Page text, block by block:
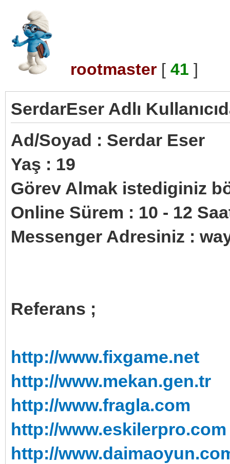
rootmaster [ 41 ]
SerdarEser Adlı
Ad/Soyad : Serdar Eser
Yaş : 19
Görev Almak istediginiz
Online Sürem : 10 - 12
Messenger Adresiniz :
Referans ;
http://www.fixgame.net
http://www.mekan.gen.tr
http://www.fragla.com
http://www.eskilerpro.com
http://